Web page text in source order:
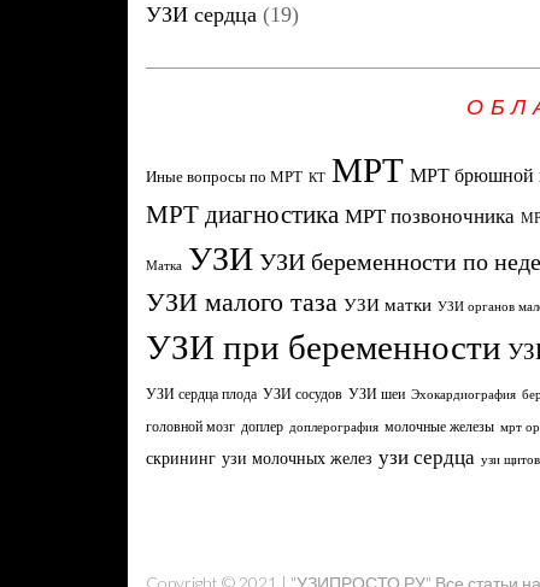
УЗИ сердца (19)
Иные вопросы по МРТ КТ МРТ МРТ брюшной
МРТ диагностика МРТ позвоночника
Матка УЗИ УЗИ беременности по
УЗИ малого таза УЗИ матки УЗИ органов
УЗИ при беременности
УЗИ сердца плода УЗИ сосудов УЗИ шеи Эхокардиография
головной мозг доплер доплерография молочные железы мрт
скрининг узи молочных желез узи сердца узи
Copyright © 2021 | "УЗИПРОСТО.РУ" Все статьи